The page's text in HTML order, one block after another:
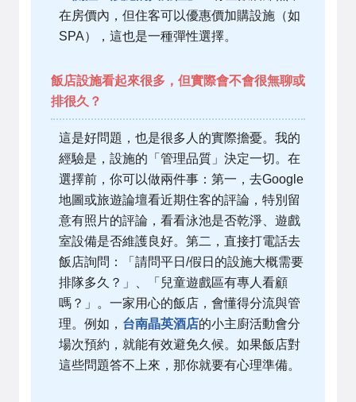
在房價內，但住客可以優惠價加購設施（如
SPA），這也是一種彈性選擇。
飯店設施看起來很多，但實際會不會很無聊或
排很久？
這是好問題，也是很多人的實際擔憂。我的
經驗是，設施的「管理品質」決定一切。在
選擇前，你可以做兩件事：第一，去Google
地圖或旅遊論壇看近期住客的評論，特別留
意有照片的評論，看看泳池是否乾淨、遊戲
室設備是否維護良好。第二，直接打電話去
飯店詢問：「請問平日/假日的設施大概需要
排隊多久？」、「兒童遊戲區有專人看顧
嗎？」。一家用心的飯店，會懂得分流與管
理。例如， 台南晶英酒店的小主廚活動會分
場次預約，就能有效避免久候。如果飯店對
這些問題答不上來，那你就要有心理準備。